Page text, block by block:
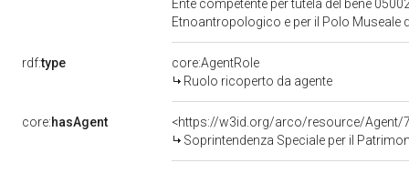
Ente competente per tutela del bene
Etnoantropologico e per il Polo Museale
rdf:type
core:AgentRole
Ruolo ricoperto da agente
core:hasAgent
<https://w3id.org/arco/resource/Agent/
Soprintendenza Speciale per il Patrimonio Storico